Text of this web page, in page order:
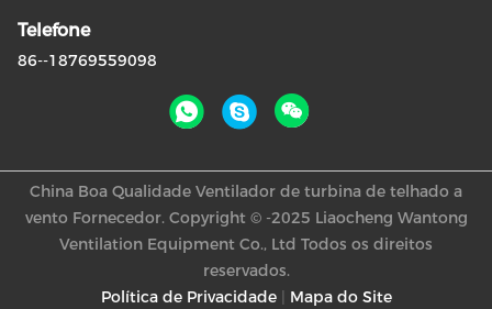
Telefone
86--18769559098
Política de Privacidade| Mapa do Site
China Boa Qualidade Ventilador de turbina de telhado a
vento Fornecedor. Copyright © -2025 Liaocheng Wantong
Ventilation Equipment Co., Ltd Todos os direitos
reservados.